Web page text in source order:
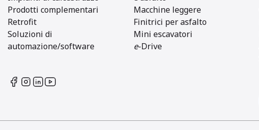
Prodotti complementari
Retrofit
Soluzioni di
automazione/software
Macchine leggere
Finitrici per asfalto
Mini escavatori
e-Drive